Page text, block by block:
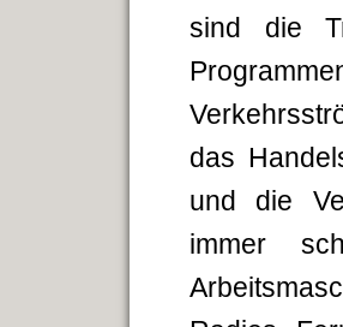
sind die
das
und die
immer